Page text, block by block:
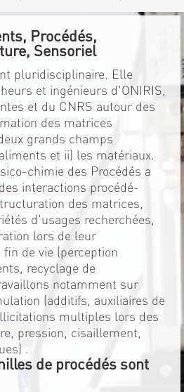
Procédés,
Sensoriel
pluridisciplinaire. Elle
et ingénieurs d'ONIRIS,
et du CNRS autour des
des matrices
grands champs
et ii) les matériaux.
chimie des Procédés a
interactions procédé-
des matrices,
d'usages recherchées,
lors de leur
de vie (perception
recyclage de
notamment sur
(additifs, auxiliaires de
multiples lors des
pression, cisaillement,
.
de procédés sont